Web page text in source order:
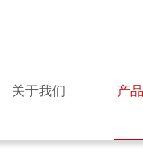
关于我们 产